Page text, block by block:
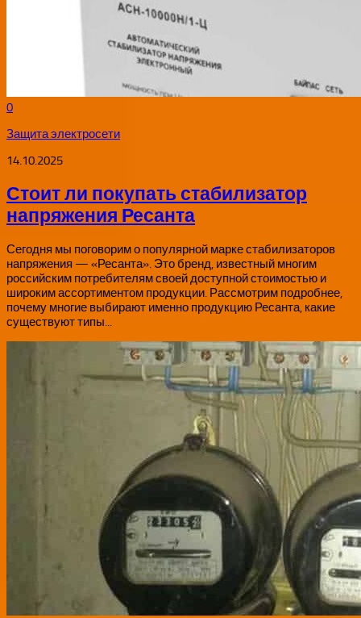
0
Защита электросети
14.10.2025
Стоит ли покупать стабилизатор
напряжения Ресанта
Сегодня мы поговорим о популярной марке стабилизаторов
напряжения — «Ресанта». Это бренд, известный многим
российским потребителям своей доступной стоимостью и
широким ассортиментом продукции. Рассмотрим подробнее,
почему многие выбирают именно продукцию Ресанта, какие
существуют типы...